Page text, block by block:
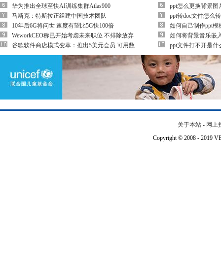
华为推出全球至快AI训练集群Atlas900
马斯克：特斯拉正组建中国技术团队
10年后6G将问世 速度有望比5G快100倍
WeworkCEO称已开始考虑未来职位 不排除放弃
谷歌软件商店模式变革：推出5美元会员 可用数
ppt怎么更换背景图
ppt转doc文件怎么
如何自己制作ppt
如何将背景音乐嵌
ppt文件打不开是什
关于本站 - 网上
Copyright © 2008 - 2019